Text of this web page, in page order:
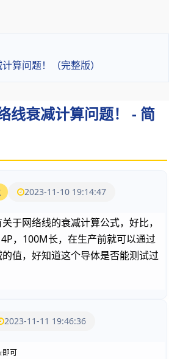
算问题！（完整版）
线衰减计算问题！ - 简
2023-11-10 19:14:47
于网络线的衰减计算公式，好比，
4P，100M长，在生产前就可以通过
值，好知道这个导体是否能测试过
2023-11-11 19:46:36
可